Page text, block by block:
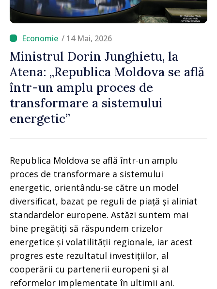
/ 14 Mai, 2026
Ministrul Dorin Junghietu, la
Atena: „Republica Moldova se află
într-un amplu proces de
transformare a sistemului
energetic”
Republica Moldova se află într-un amplu
proces de transformare a sistemului
energetic, orientându-se către un model
diversificat, bazat pe reguli de piață și aliniat
standardelor europene. Astăzi suntem mai
bine pregătiți să răspundem crizelor
energetice și volatilității regionale, iar acest
progres este rezultatul investițiilor, al
cooperării cu partenerii europeni și al
reformelor implementate în ultimii ani.